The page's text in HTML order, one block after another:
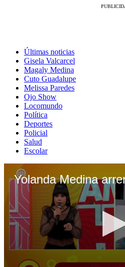
Últimas noticias
Gisela Valcarcel
Magaly Medina
Cuto Guadalupe
Melissa Paredes
Ojo Show
Locomundo
Política
Deportes
Policial
Salud
Escolar